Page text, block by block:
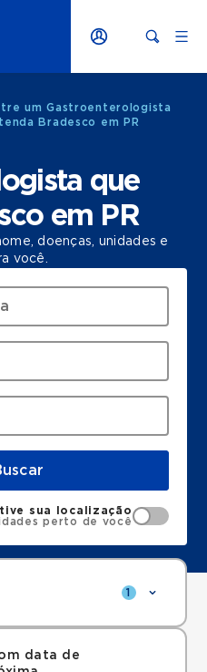
um Gastroenterologista
Bradesco em PR
que
em PR
doenças, unidades e
você.
sua localização
perto de você
1
data de